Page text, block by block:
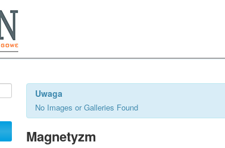
Uwaga
No Images or Galleries Found
Magnetyzm